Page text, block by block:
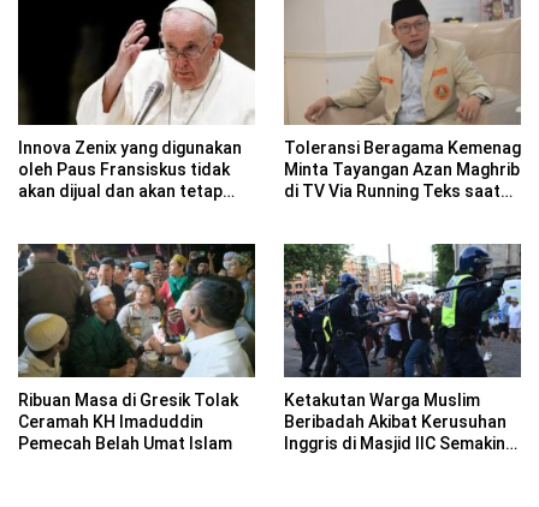
Innova Zenix yang digunakan
oleh Paus Fransiskus tidak
akan dijual dan akan tetap
Toleransi Beragama Kemenag
Minta Tayangan Azan Maghrib
di TV Via Running Teks saat
Ribuan Masa di Gresik Tolak
Ceramah KH Imaduddin
Pemecah Belah Umat Islam
Ketakutan Warga Muslim
Beribadah Akibat Kerusuhan
Inggris di Masjid IIC Semakin